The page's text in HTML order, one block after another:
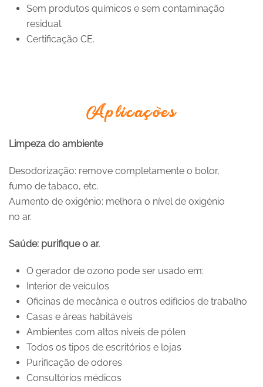
Sem produtos químicos e sem contaminação
residual.
Certificação CE.
Aplicações
Limpeza do ambiente
Desodorização: remove completamente o bolor,
fumo de tabaco, etc.
Aumento de oxigénio: melhora o nível de oxigénio
no ar.
Saúde: purifique o ar.
O gerador de ozono pode ser usado em:
Interior de veículos
Oficinas de mecânica e outros edifícios de trabalho
Casas e áreas habitáveis
Ambientes com altos níveis de pólen
Todos os tipos de escritórios e lojas
Purificação de odores
Consultórios médicos